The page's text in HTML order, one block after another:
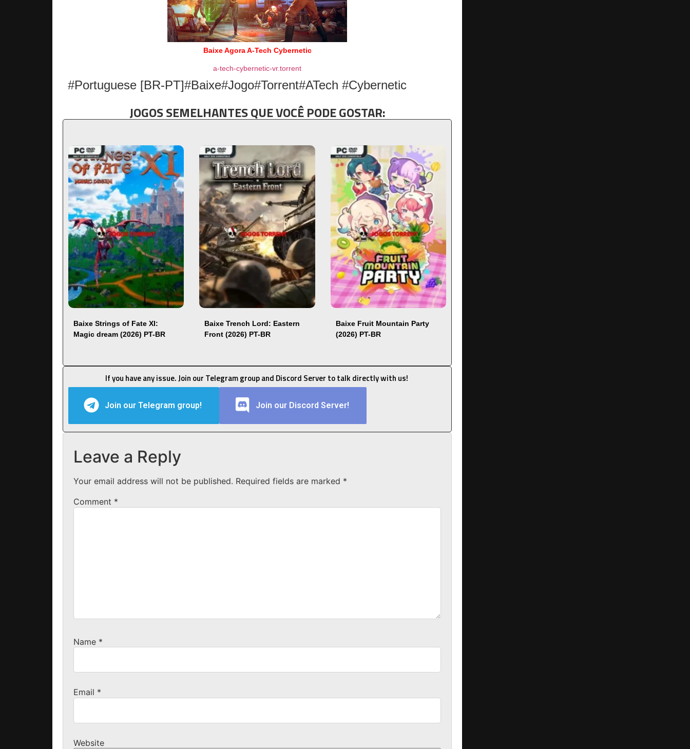
Baixe Agora A-Tech Cybernetic
a-tech-cybernetic-vr.torrent
#Portuguese [BR-PT]#Baixe#Jogo#Torrent#ATech #Cybernetic
JOGOS SEMELHANTES QUE VOCÊ PODE GOSTAR:
Baixe Strings of Fate XI:
Magic dream (2026) PT-BR
Baixe Trench Lord: Eastern
Front (2026) PT-BR
Baixe Fruit Mountain Party
(2026) PT-BR
If you have any issue. Join our Telegram group and Discord Server to talk directly with us!
Join our Telegram group! Join our Discord Server!
Leave a Reply
Your email address will not be published. Required fields are marked *
Comment *
Name *
Email *
Website